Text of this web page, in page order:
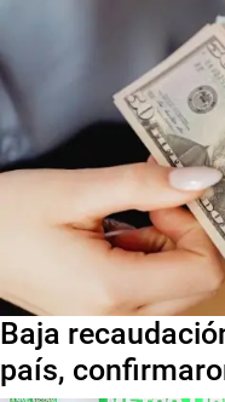
Baja
país,